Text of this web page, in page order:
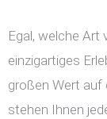
Egal, welche Art
einzigartiges
großen Wert auf
stehen Ihnen